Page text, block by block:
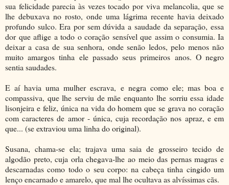
sua felicidade parecia às vezes tocado por viva melancolia, que se
lhe debuxava no rosto, onde uma lágrima recente havia deixado
profundo sulco. Era por sem dúvida a saudade da separação, essa
dor que aflige a todo o coração sensível que assim o consumia. Ia
deixar a casa de sua senhora, onde senão ledos, pelo menos não
muito amargos tinha ele passado seus primeiros anos. O negro
sentia saudades.
E aí havia uma mulher escrava, e negra como ele; mas boa e
compassiva, que lhe serviu de mãe enquanto lhe sorriu essa idade
lisonjeira e feliz, única na vida do homem que se grava no coração
com caracteres de amor - única, cuja recordação nos apraz, e em
que... (se extraviou uma linha do original).
Susana, chama-se ela; trajava uma saia de grosseiro tecido de
algodão preto, cuja orla chegava-lhe ao meio das pernas magras e
descarnadas como todo o seu corpo: na cabeça tinha cingido um
lenço encarnado e amarelo, que mal lhe ocultava as alvíssimas cãs.